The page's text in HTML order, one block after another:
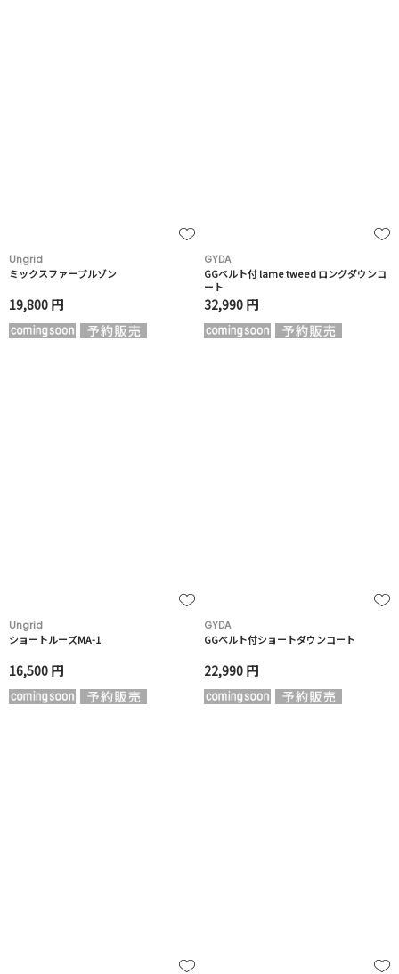
Ungrid
ミックスファーブルゾン
19,800 円
GYDA
GGベルト付 lame tweed ロングダウンコ
ート
32,990 円
Ungrid
ショートルーズMA-1
16,500 円
GYDA
GGベルト付ショートダウンコート
22,990 円